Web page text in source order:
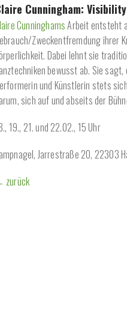
Cunningham:
CunninghamsArbeit entsteht
Zweckentfremdung ihrer
Dabei lehnt sie
bewusst ab. Sie
und Künstlerin stets
sich auf und abseits der
19., 21. und 22.02., 15 Uhr
Jarrestraße 20, 22303
zurück